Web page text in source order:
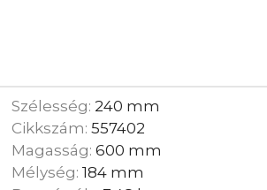
Szélesség: 240 mm
Cikkszám:557402
Magasság:600 mm
Mélység:184 mm